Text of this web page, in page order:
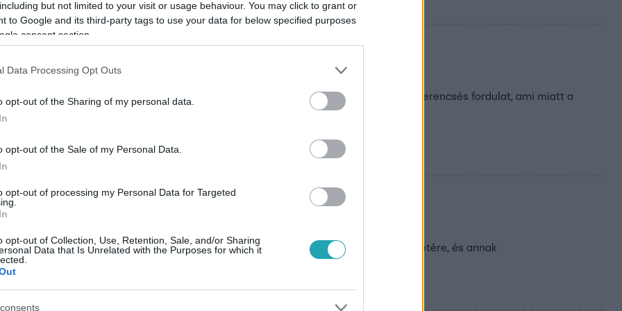
but not limited to your visit or usage behaviour. You may click to grant or
to Google and its third-party tags to use your data for below specified purposes
consent section.
Data Processing Opt Outs
opt-out of the Sharing of my personal data.
opt-out of the Sale of my Personal Data.
opt-out of processing my Personal Data for Targeted
opt-out of Collection, Use, Retention, Sale, and/or Sharing
Data that Is Unrelated with the Purposes for which it
első kutya-élménye nem végződött túl jól
korában volt egy kiskutyusuk, akivel imádták egymást. Azonban történt egy balszerencsés fordulat, ami miatt a
kötött ki. Persze, hiába a rossz élmény, ő azóta is egy igazi kutyás.
lábáról Seprenyi Lacit az első BK forgatásán?
éve alakítja Bartha Krisztiánt a sorozatban, mégis a mai napig emlékszi első jelenetére, és annak
emberére. Megtippelitek ki lehetett az?